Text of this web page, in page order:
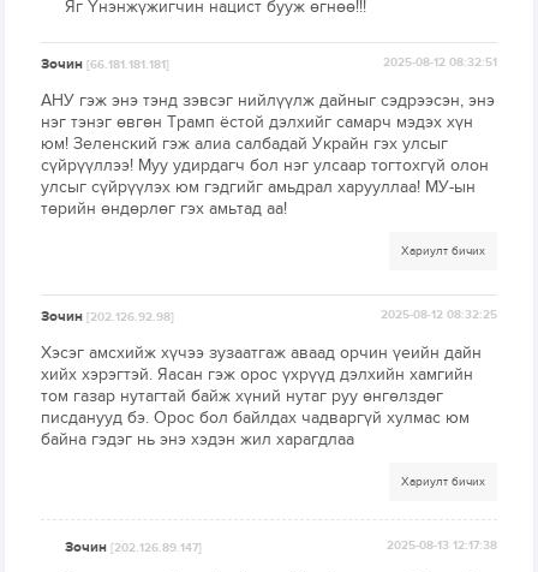
Яг Үнэнжүжигчин нацист бууж өгнөө!!!
Зочин[66.181.181.181] 2025-08-12 08:32:51
АНУ гэж энэ тэнд зэвсэг нийлүүлж дайныг сэдрээсэн, энэ
нэг тэнэг өвгөн Трамп ёстой дэлхийг самарч мэдэх хүн
юм! Зеленский гэж алиа салбадай Украйн гэх улсыг
сүйрүүллээ! Муу удирдагч бол нэг улсаар тогтохгүй олон
улсыг сүйрүүлэх юм гэдгийг амьдрал харууллаа! МУ-ын
төрийн өндөрлөг гэх амьтад аа!
Хариулт бичих
Зочин[202.126.92.98] 2025-08-12 08:32:25
Хэсэг амсхийж хүчээ зузаатгаж аваад орчин үеийн дайн
хийх хэрэгтэй. Яасан гэж орос үхрүүд дэлхийн хамгийн
том газар нутагтай байж хүний нутаг руу өнгөлздөг
писданууд бэ. Орос бол байлдах чадваргүй хулмас юм
байна гэдэг нь энэ хэдэн жил харагдлаа
Хариулт бичих
Зочин[202.126.89.147] 2025-08-13 12:17:38